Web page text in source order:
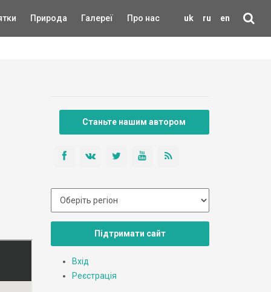
uk ru en
Природа Галереї Про нас
Станьте нашим автором
Підтримати сайт
Вхід
Реєстрація